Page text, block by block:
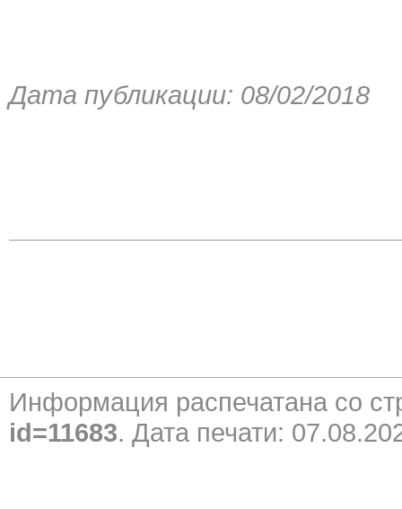
Дата публикации: 08/02/2018
Информация распечатана со
id=11683. Дата печати: